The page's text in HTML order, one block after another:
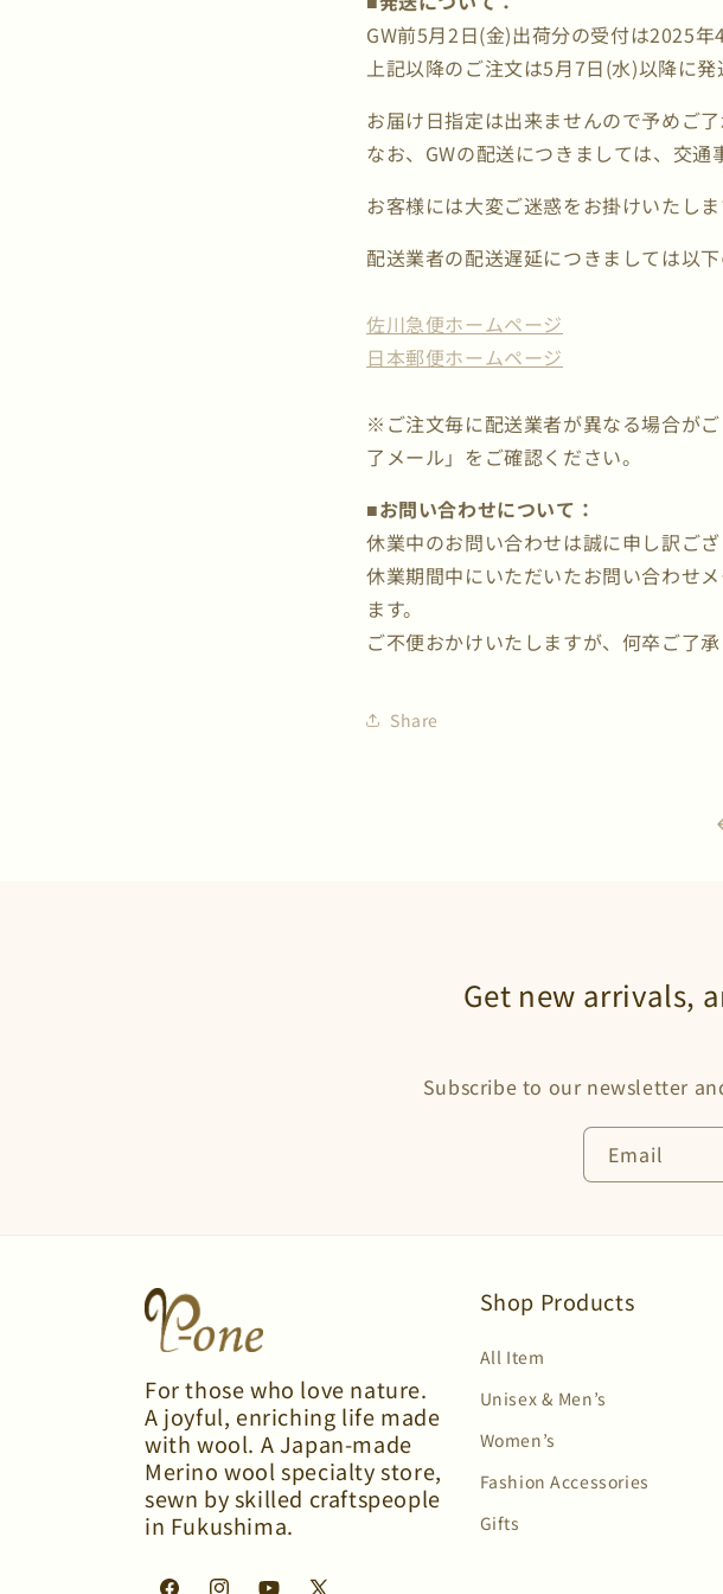
GW前5月2日(金)出荷分の受付は2025
上記以降のご注文は5月7日(水)以降に発
お届け日指定は出来ませんので予めご了
なお、GWの配送につきましては、交通
お客様には大変ご迷惑をお掛けいたし
配送業者の配送遅延につきましては以
佐川急便ホームページ
日本郵便ホームページ
※ご注文毎に配送業者が異なる場合が
了メール」をご確認ください。
■お問い合わせについて：
休業中のお問い合わせは誠に申し訳ご
休業期間中にいただいたお問い合わせ
ます。
ご不便おかけいたしますが、何卒ご了
Share
Get new arrivals,
Subscribe to our newsletter
Email
For those who love nature.
A joyful, enriching life made
with wool. A Japan-made
Merino wool specialty store,
sewn by skilled craftspeople
in Fukushima.
Shop Products
All Item
Unisex & Men’s
Women’s
Fashion Accessories
Gifts